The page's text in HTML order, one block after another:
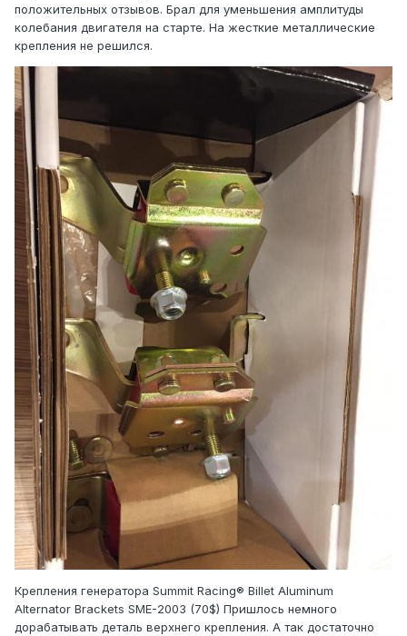
положительных отзывов. Брал для уменьшения амплитуды
колебания двигателя на старте. На жесткие металлические
крепления не решился.
Крепления генератора Summit Racing® Billet Aluminum
Alternator Brackets SME-2003 (70$) Пришлось немного
дорабатывать деталь верхнего крепления. А так достаточно